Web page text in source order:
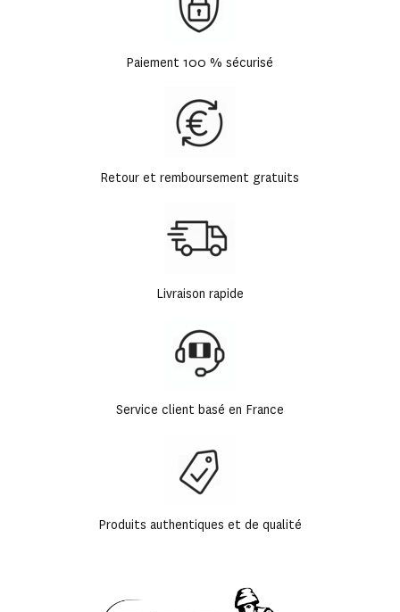
Paiement 100 % sécurisé
Retour et remboursement gratuits
Livraison rapide
Service client basé en France
Produits authentiques et de qualité